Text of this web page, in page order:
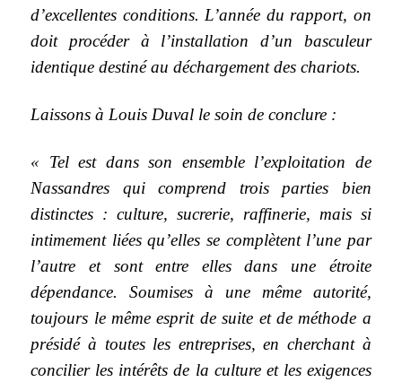
d’excellentes conditions. L’année du rapport, on
doit procéder à l’installation d’un basculeur
identique destiné au déchargement des chariots.
Laissons à Louis Duval le soin de conclure :
« Tel est dans son ensemble l’exploitation de
Nassandres qui comprend trois parties bien
distinctes : culture, sucrerie, raffinerie, mais si
intimement liées qu’elles se complètent l’une par
l’autre et sont entre elles dans une étroite
dépendance. Soumises à une même autorité,
toujours le même esprit de suite et de méthode a
présidé à toutes les entreprises, en cherchant à
concilier les intérêts de la culture et les exigences